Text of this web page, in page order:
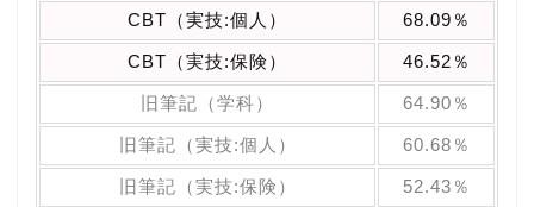
CBT（実技:個人） 68.09％
CBT（実技:保険） 46.52％
旧筆記（学科） 64.90％
旧筆記（実技:個人） 60.68％
旧筆記（実技:保険） 52.43％